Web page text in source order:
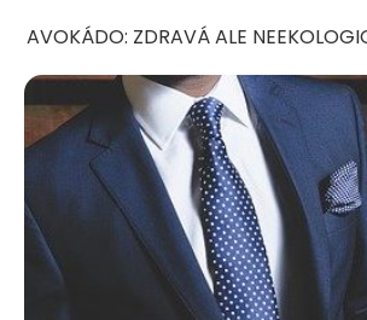
AVOKÁDO: ZDRAVÁ ALE